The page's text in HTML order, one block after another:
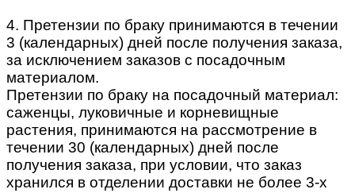
4. Претензии по браку принимаются в течении
3 (календарных) дней после получения заказа,
за исключением заказов с посадочным
материалом.
Претензии по браку на посадочный материал:
саженцы, луковичные и корневищные
растения, принимаются на рассмотрение в
течении 30 (календарных) дней после
получения заказа, при условии, что заказ
хранился в отделении доставки не более 3-х